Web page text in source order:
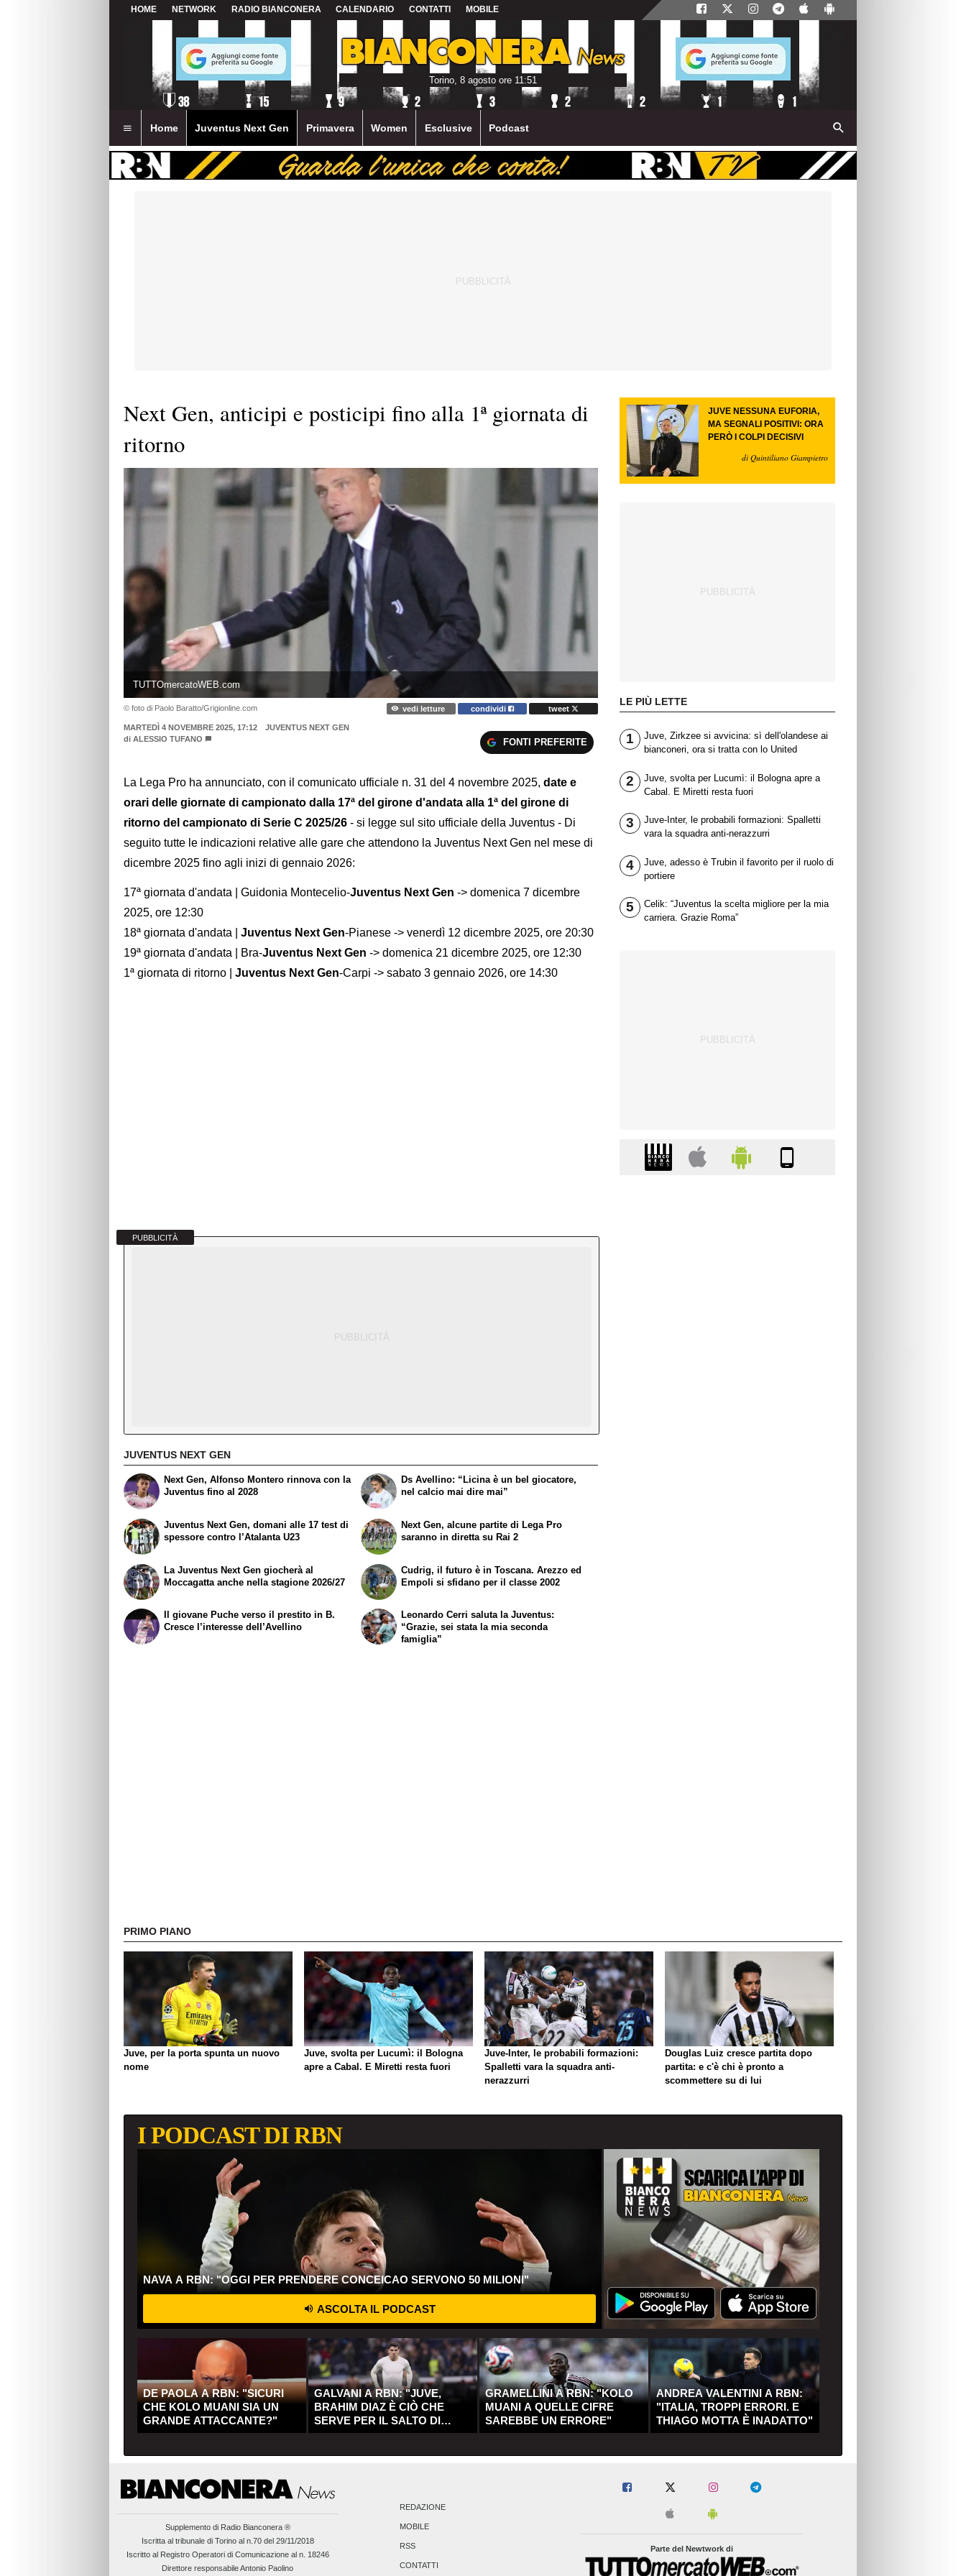
HOME NETWORK RADIO BIANCONERA CALENDARIO CONTATTI MOBILE
Torino, 8 agosto ore 11:51
Home Juventus Next Gen Primavera Women Esclusive Podcast
Next Gen, anticipi e posticipi fino alla 1ª giornata di
ritorno
TUTTOmercatoWEB.com
© foto di Paolo Baratto/Grigionline.com vedi letture condividi tweet
MARTEDÌ 4 NOVEMBRE 2025, 17:12
JUVENTUS NEXT GEN
di ALESSIO TUFANO FONTI PREFERITE
La Lega Pro ha annunciato, con il comunicato ufficiale n. 31 del 4 novembre 2025, date e
orari delle giornate di campionato dalla 17ª del girone d'andata alla 1ª del girone di
ritorno del campionato di Serie C 2025/26 - si legge sul sito ufficiale della Juventus - Di
seguito tutte le indicazioni relative alle gare che attendono la Juventus Next Gen nel mese di
dicembre 2025 fino agli inizi di gennaio 2026:
17ª giornata d'andata | Guidonia Montecelio-Juventus Next Gen -> domenica 7 dicembre
2025, ore 12:30
18ª giornata d'andata | Juventus Next Gen-Pianese -> venerdì 12 dicembre 2025, ore 20:30
19ª giornata d'andata | Bra-Juventus Next Gen -> domenica 21 dicembre 2025, ore 12:30
1ª giornata di ritorno | Juventus Next Gen-Carpi -> sabato 3 gennaio 2026, ore 14:30
PUBBLICITÀ
JUVENTUS NEXT GEN
Next Gen, Alfonso Montero rinnova con la
Juventus fino al 2028
Juventus Next Gen, domani alle 17 test di
spessore contro l’Atalanta U23
Ds Avellino: “Licina è un bel giocatore,
nel calcio mai dire mai”
Next Gen, alcune partite di Lega Pro
saranno in diretta su Rai 2
La Juventus Next Gen giocherà al
Moccagatta anche nella stagione 2026/27
Il giovane Puche verso il prestito in B.
Cresce l’interesse dell’Avellino
Cudrig, il futuro è in Toscana. Arezzo ed
Empoli si sfidano per il classe 2002
Leonardo Cerri saluta la Juventus:
“Grazie, sei stata la mia seconda
famiglia”
JUVE NESSUNA EUFORIA,
MA SEGNALI POSITIVI: ORA
PERÒ I COLPI DECISIVI
di Quintiliano Giampietro
LE PIÙ LETTE
1
Juve, Zirkzee si avvicina: sì dell'olandese ai
bianconeri, ora si tratta con lo United
2
Juve, svolta per Lucumì: il Bologna apre a
Cabal. E Miretti resta fuori
3
Juve-Inter, le probabili formazioni: Spalletti
vara la squadra anti-nerazzurri
4
Juve, adesso è Trubin il favorito per il ruolo di
portiere
5
Celik: “Juventus la scelta migliore per la mia
carriera. Grazie Roma”
PRIMO PIANO
Juve, per la porta spunta un nuovo
nome
Juve, svolta per Lucumì: il Bologna
apre a Cabal. E Miretti resta fuori
Juve-Inter, le probabili formazioni:
Spalletti vara la squadra anti-
nerazzurri
Douglas Luiz cresce partita dopo
partita: e c'è chi è pronto a
scommettere su di lui
I PODCAST DI RBN
NAVA A RBN: "OGGI PER PRENDERE CONCEICAO SERVONO 50 MILIONI"
ASCOLTA IL PODCAST
DE PAOLA A RBN: "SICURI
CHE KOLO MUANI SIA UN
GRANDE ATTACCANTE?"
GALVANI A RBN: "JUVE,
BRAHIM DIAZ È CIÒ CHE
SERVE PER IL SALTO DI
QUALITÀ"
GRAMELLINI A RBN: "KOLO
MUANI A QUELLE CIFRE
SAREBBE UN ERRORE"
ANDREA VALENTINI A RBN:
"ITALIA, TROPPI ERRORI. E
THIAGO MOTTA È INADATTO"
Supplemento di Radio Bianconera ®
Iscritta al tribunale di Torino al n.70 del 29/11/2018
Iscritto al Registro Operatori di Comunicazione al n. 18246
Direttore responsabile Antonio Paolino
REDAZIONE
MOBILE
RSS
CONTATTI
Parte del Newtwork di